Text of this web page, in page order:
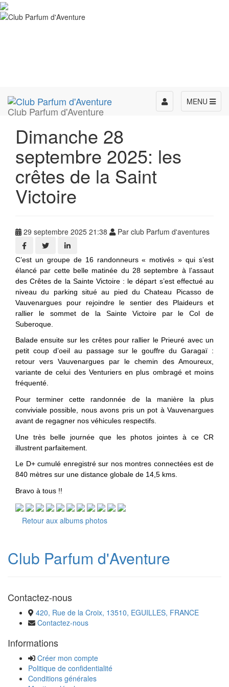
Club Parfum d'Aventure
MENU
Toggle
navigation
Dimanche 28
septembre 2025: les
crêtes de la Saint
Victoire
29 septembre 2025 21:38 Par club Parfum d'aventures
C’est un groupe de 16 randonneurs « motivés » qui s’est
élancé par cette belle matinée du 28 septembre à l’assaut
des Crêtes de la Sainte Victoire : le départ s’est effectué au
niveau du parking situé au pied du Chateau Picasso de
Vauvenargues pour rejoindre le sentier des Plaideurs et
rallier le sommet de la Sainte Victoire par le Col de
Suberoque.
Balade ensuite sur les crêtes pour rallier le Prieuré avec un
petit coup d’oeil au passage sur le gouffre du Garagaï :
retour vers Vauvenargues par le chemin des Amoureux,
variante de celui des Venturiers en plus ombragé et moins
fréquenté.
Pour terminer cette randonnée de la manière la plus
conviviale possible, nous avons pris un pot à Vauvenargues
avant de regagner nos véhicules respectifs.
Une très belle journée que les photos jointes à ce CR
illustrent parfaitement.
Le D+ cumulé enregistré sur nos montres connectées est de
840 mètres sur une distance globale de 14,5 kms.
Bravo à tous !!
Retour aux albums photos
Club Parfum d'Aventure
Contactez-nous
420, Rue de la Croix, 13510, EGUILLES, FRANCE
Contactez-nous
Informations
Créer mon compte
Politique de confidentialité
Conditions générales